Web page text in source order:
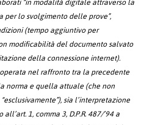
per lo svolgimento delle prove”,
(tempo aggiuntivo per
modificabilità del documento salvato
della connessione internet).
nel raffronto tra la precedente
norma e quella attuale (che non
sia l’interpretazione
1, comma 3, D.P.R. 487/’94 a